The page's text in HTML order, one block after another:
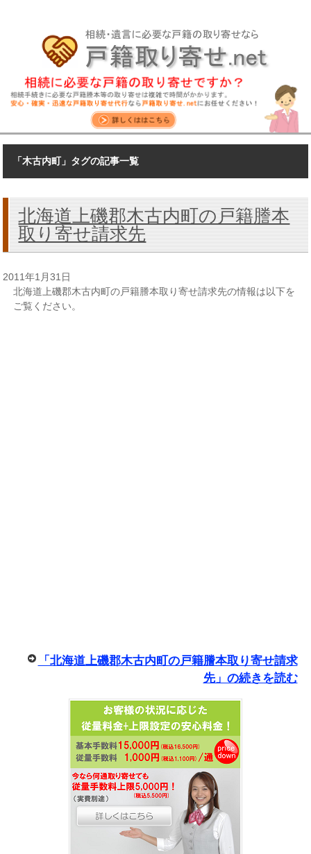
「木古内町」タグの記事一覧
北海道上磯郡木古内町の戸籍謄本
取り寄せ請求先
2011年1月31日
北海道上磯郡木古内町の戸籍謄本取り寄せ請求先の情報は以下を
ご覧ください。
「北海道上磯郡木古内町の戸籍謄本取り寄せ請求
先」の続きを読む